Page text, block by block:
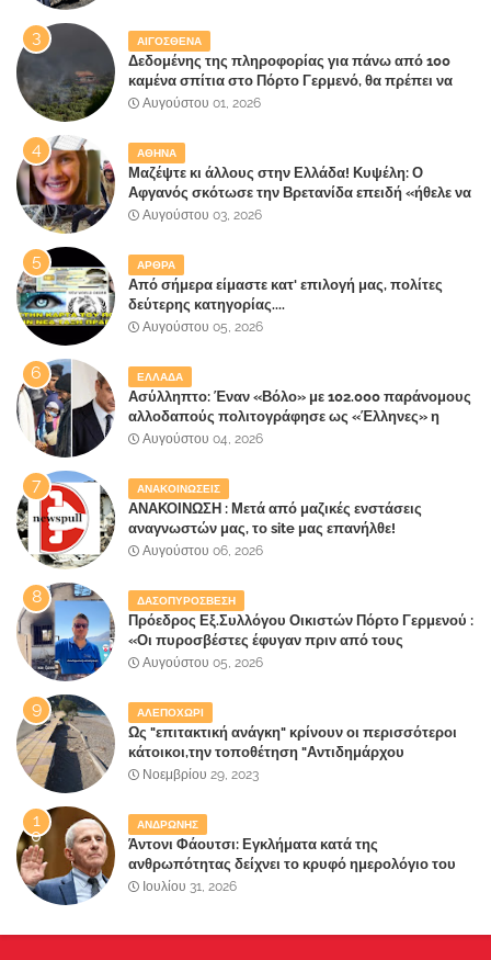
ΑΙΓΟΣΘΕΝΑ
Δεδομένης της πληροφορίας για πάνω από 100
καμένα σπίτια στο Πόρτο Γερμενό, θα πρέπει να
αναζητηθούν ευθύνες για την ολοσχερή
επίγειου παραδείσου της Αττικής
Αυγούστου 01, 2026
ΑΘΗΝΑ
Μαζέψτε κι άλλους στην Ελλάδα! Κυψέλη: Ο
Αφγανός σκότωσε την Βρετανίδα επειδή «ήθελε να
κάνει τη σύντροφό του χριστιανή»
Αυγούστου 03, 2026
ΑΡΘΡΑ
Από σήμερα είμαστε κατ' επιλογή μας, πολίτες
δεύτερης κατηγορίας....
Αυγούστου 05, 2026
ΕΛΛΑΔΑ
Ασύλληπτο: Έναν «Βόλο» με 102.000 παράνομους
αλλοδαπούς πολιτογράφησε ως «Έλληνες» η
κυβέρνηση!
Αυγούστου 04, 2026
ΑΝΑΚΟΙΝΩΣΕΙΣ
ΑΝΑΚΟΙΝΩΣΗ : Μετά από μαζικές ενστάσεις
αναγνωστών μας, το site μας επανήλθε!
Αυγούστου 06, 2026
ΔΑΣΟΠΥΡΟΣΒΕΣΗ
Πρόεδρος Εξ.Συλλόγου Οικιστών Πόρτο Γερμενού :
«Οι πυροσβέστες έφυγαν πριν από τους
κατοίκους»
Αυγούστου 05, 2026
ΑΛΕΠΟΧΩΡΙ
Ως "επιτακτική ανάγκη" κρίνουν οι περισσότεροι
κάτοικοι,την τοποθέτηση "Αντιδημάρχου
Παραλιακής Ζώνης" στο Δήμο Μάνδρας-Ειδυλλίας!
Νοεμβρίου 29, 2023
ΑΝΔΡΩΝΗΣ
Άντονι Φάουτσι: Εγκλήματα κατά της
ανθρωπότητας δείχνει το κρυφό ημερολόγιο του
«αγίου» της πανδημίας!
Ιουλίου 31, 2026